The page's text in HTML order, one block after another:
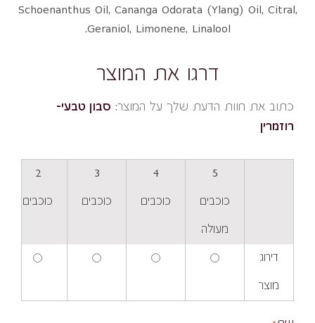
Schoenanthus Oil, Cananga Odorata (Ylang) Oil, Citral,
Geraniol, Limonene, Linalool.
דרגו את המוצר
כתוב את חוות הדעת שלך על המוצר: סבון טבעי-
רוזמרין
5
כוכבים
מעולה
4
כוכבים
3
כוכבים
2
כוכבים
דירוג
מוצר